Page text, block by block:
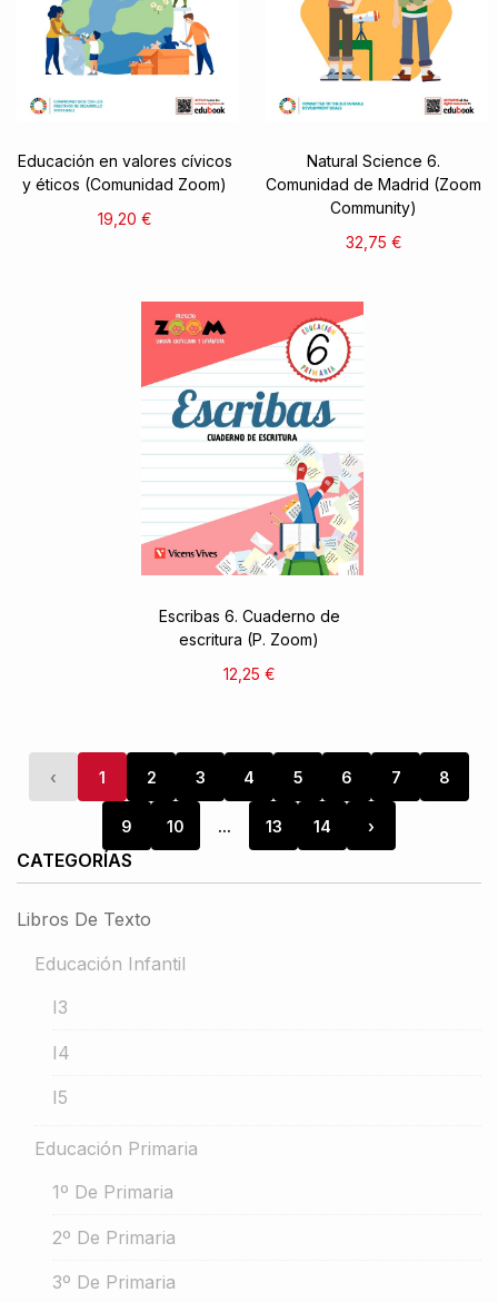
Educación en valores cívicos
y éticos (Comunidad Zoom)
19,20 €
Natural Science 6.
Comunidad de Madrid (Zoom
Community)
32,75 €
Escribas 6. Cuaderno de
escritura (P. Zoom)
12,25 €
‹ 1 2 3 4 5 6 7 8
9 10 ... 13 14 ›
CATEGORÍAS
Libros De Texto
Educación Infantil
I3
I4
I5
Educación Primaria
1º De Primaria
2º De Primaria
3º De Primaria